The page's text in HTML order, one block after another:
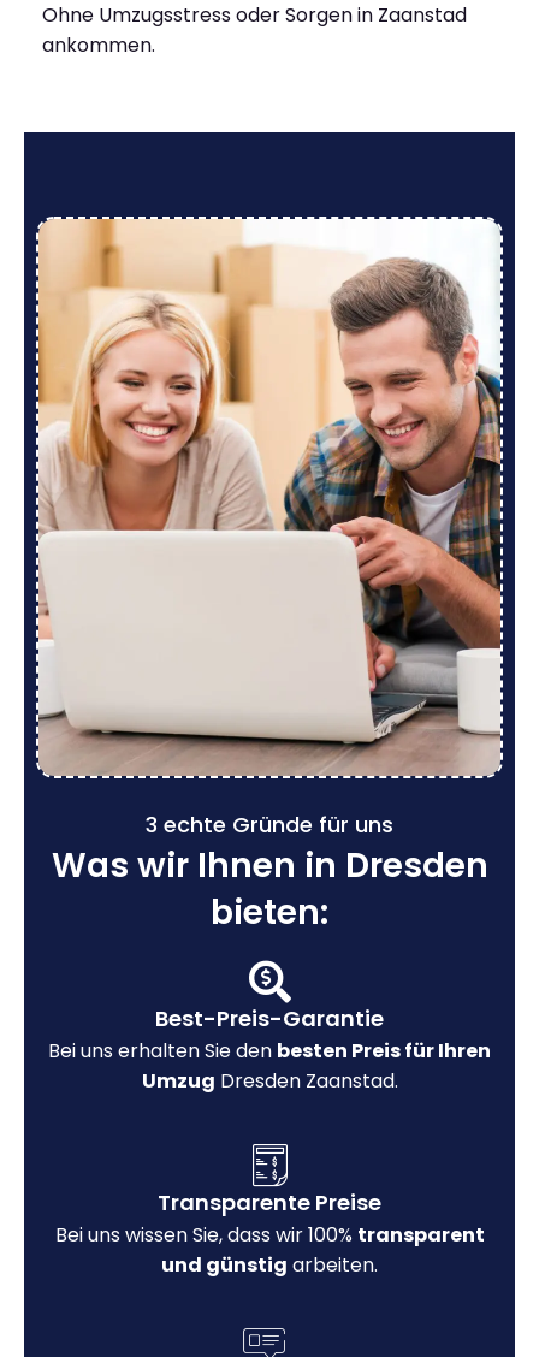
Ohne Umzugsstress oder Sorgen in Zaanstad
ankommen.
3 echte Gründe für uns
Was wir Ihnen in Dresden
bieten:
Best-Preis-Garantie
Bei uns erhalten Sie den besten Preis für Ihren
Umzug Dresden Zaanstad.
Transparente Preise
Bei uns wissen Sie, dass wir 100% transparent
und günstig arbeiten.